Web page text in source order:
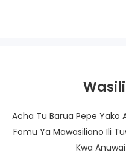
Acha Tu Barua Pepe Yako
Fomu Ya Mawasiliano Ili
Kwa